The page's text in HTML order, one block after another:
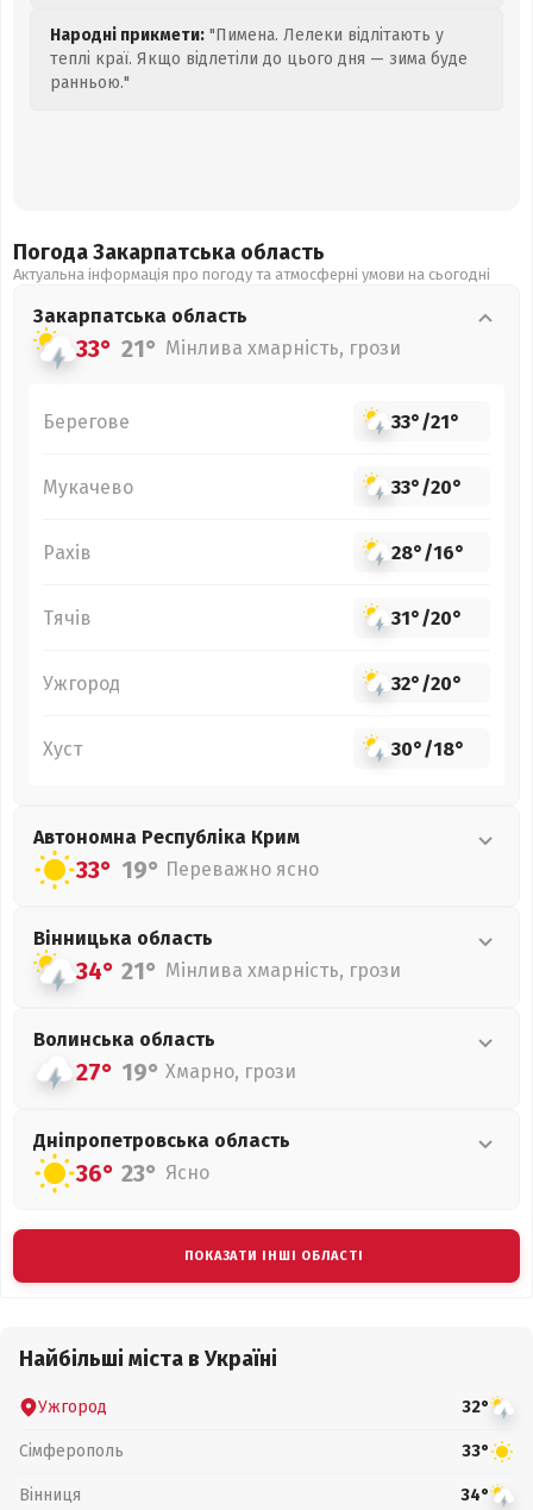
Народні прикмети: "Пимена. Лелеки відлітають у
теплі краї. Якщо відлетіли до цього дня — зима буде
ранньою."
Погода Закарпатська область
Актуальна інформація про погоду та атмосферні умови на сьогодні
Закарпатська область
33° 21° Мінлива хмарність, грози
Берегове 33°/21°
Мукачево 33°/20°
Рахів 28°/16°
Тячів 31°/20°
Ужгород 32°/20°
Хуст 30°/18°
Автономна Республіка Крим
33° 19° Переважно ясно
Вінницька область
34° 21° Мінлива хмарність, грози
Волинська область
27° 19° Хмарно, грози
Дніпропетровська область
36° 23° Ясно
ПОКАЗАТИ ІНШІ ОБЛАСТІ
Найбільші міста в Україні
Ужгород 32°
Сімферополь 33°
Вінниця 34°